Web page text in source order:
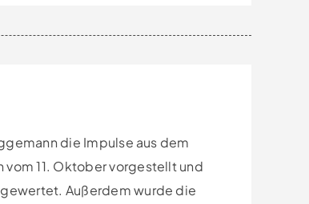
die Impulse aus dem
vom 11. Oktober vorgestellt und
Außerdem wurde die